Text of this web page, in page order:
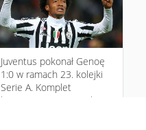
Juventus pokonał Genoę
1:0 w ramach 23. kolejki
Serie A. Komplet
bianconerim zapewniła